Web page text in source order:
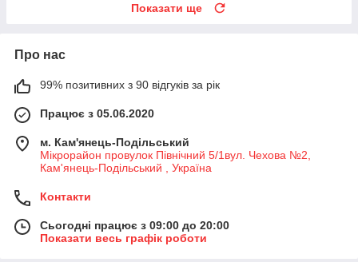
Показати ще
Про нас
99% позитивних з 90 відгуків за рік
Працює з 05.06.2020
м. Кам'янець-Подільський
Мікрорайон провулок Північний 5/1вул. Чехова №2,
Кам'янець-Подільський , Україна
Контакти
Сьогодні працює з 09:00 до 20:00
Показати весь графік роботи